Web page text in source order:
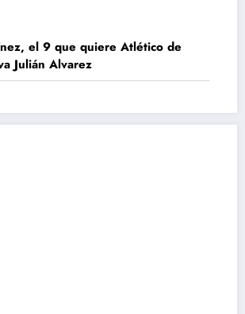
el 9 que quiere Atlético de
Julián Alvarez